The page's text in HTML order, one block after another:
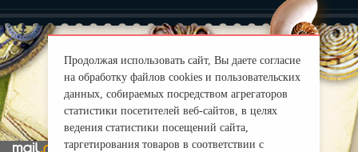
О нас |
Правила
mirprognoz@mail.ru
Продолжая использовать сайт, Вы даете согласие
на обработку файлов cookies и пользовательских
данных, собираемых посредством агрегаторов
статистики посетителей веб-сайтов, в целях
ведения статистики посещений сайта,
таргетирования товаров в соответствии с